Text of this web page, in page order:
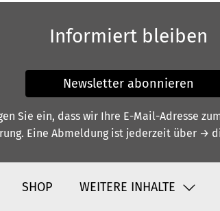
Informiert bleiben
Newsletter abonnieren
Sie ein, dass wir Ihre E-Mail-Adresse
. Eine Abmeldung ist jederzeit über →
SHOP WEITERE INHALTE